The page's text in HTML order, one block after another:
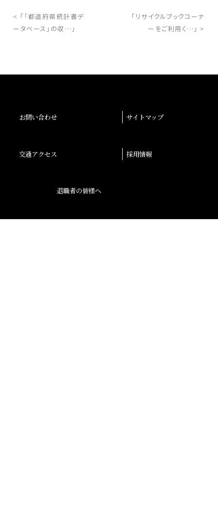
< 「「都道府県統計書デ
ータベース」の収…」
「リサイクルブックコーナ
ーをご利用く…」 >
お問い合わせ サイトマップ
交通アクセス 採用情報
退職者の皆様へ